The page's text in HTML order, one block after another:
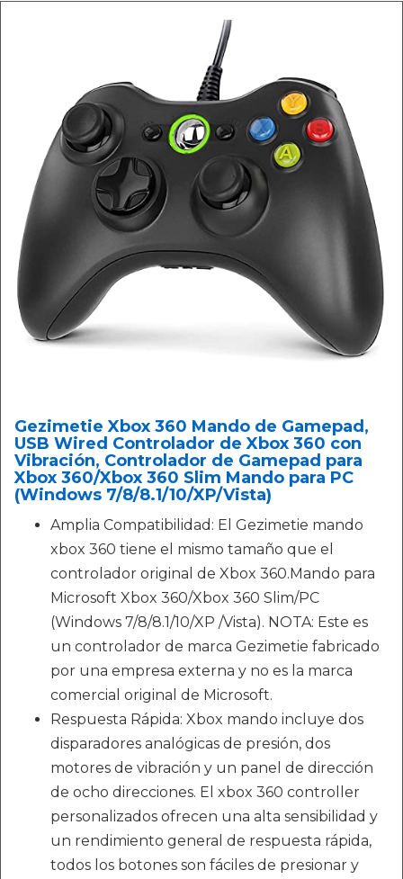
Gezimetie Xbox 360 Mando de Gamepad,
USB Wired Controlador de Xbox 360 con
Vibración, Controlador de Gamepad para
Xbox 360/Xbox 360 Slim Mando para PC
(Windows 7/8/8.1/10/XP/Vista)
Amplia Compatibilidad: El Gezimetie mando
xbox 360 tiene el mismo tamaño que el
controlador original de Xbox 360.Mando para
Microsoft Xbox 360/Xbox 360 Slim/PC
(Windows 7/8/8.1/10/XP /Vista). NOTA: Este es
un controlador de marca Gezimetie fabricado
por una empresa externa y no es la marca
comercial original de Microsoft.
Respuesta Rápida: Xbox mando incluye dos
disparadores analógicas de presión, dos
motores de vibración y un panel de dirección
de ocho direcciones. El xbox 360 controller
personalizados ofrecen una alta sensibilidad y
un rendimiento general de respuesta rápida,
todos los botones son fáciles de presionar y